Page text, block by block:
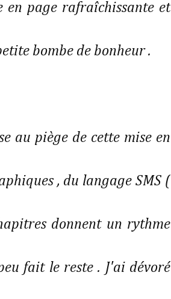
en page rafraîchissante et
bombe de bonheur .
au piège de cette mise en
, du langage SMS (
donnent un rythme
fait le reste . J'ai dévoré